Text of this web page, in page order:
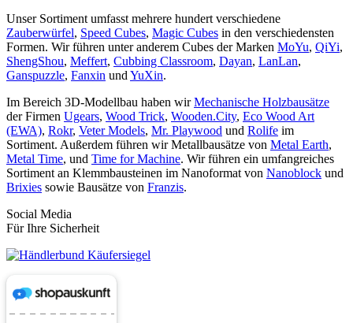
Unser Sortiment umfasst mehrere hundert verschiedene
Zauberwürfel, Speed Cubes, Magic Cubes in den verschiedensten
Formen. Wir führen unter anderem Cubes der Marken MoYu, QiYi,
ShengShou, Meffert, Cubbing Classroom, Dayan, LanLan,
Ganspuzzle, Fanxin und YuXin.
Im Bereich 3D-Modellbau haben wirMechanische Holzbausätze
der Firmen Ugears, Wood Trick, Wooden.City, Eco Wood Art
(EWA), Rokr, Veter Models, Mr. Playwood und Rolife im
Sortiment. Außerdem führen wir Metallbausätze von Metal Earth,
Metal Time, und Time for Machine. Wir führen ein umfangreiches
Sortiment an Klemmbausteinen im Nanoformat von Nanoblock und
Brixies sowie Bausätze von Franzis.
Social Media
Für Ihre Sicherheit